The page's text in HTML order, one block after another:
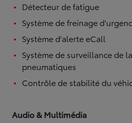
Détecteur de fatigue
Système de freinage
Système d'alerte eCall
Système de surveillance de
pneumatiques
Contrôle de stabilité du
Audio & Multimédia